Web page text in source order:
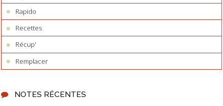
Rapido
Recettes
Récup'
Remplacer
NOTES RÉCENTES